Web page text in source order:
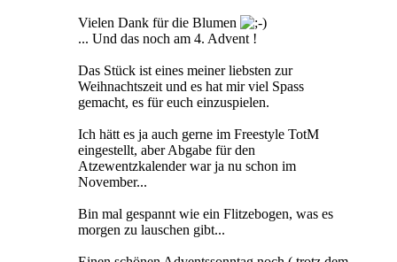
Vielen Dank für die Blumen
... Und das noch am 4. Advent !
Das Stück ist eines meiner liebsten zur
Weihnachtszeit und es hat mir viel Spass
gemacht, es für euch einzuspielen.
Ich hätt es ja auch gerne im Freestyle TotM
eingestellt, aber Abgabe für den
Atzewentzkalender war ja nu schon im
November...
Bin mal gespannt wie ein Flitzebogen, was es
morgen zu lauschen gibt...